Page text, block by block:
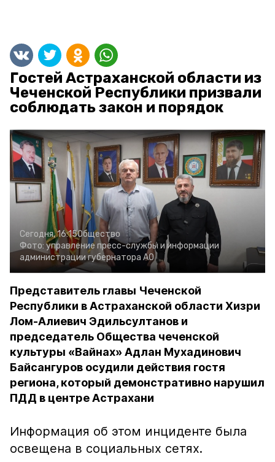
Гостей Астраханской области из
Чеченской Республики призвали
соблюдать закон и порядок
Сегодня, 16:15Общество
Фото: управление пресс-службы и информации
администрации губернатора АО
Представитель главы Чеченской
Республики в Астраханской области Хизри
Лом-Алиевич Эдильсултанов и
председатель Общества чеченской
культуры «Вайнах» Адлан Мухадинович
Байсангуров осудили действия гостя
региона, который демонстративно нарушил
ПДД в центре Астрахани
Информация об этом инциденте была
освещена в социальных сетях.